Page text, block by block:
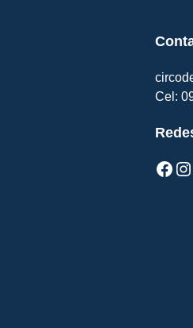
Cel:
Facebook Instagram